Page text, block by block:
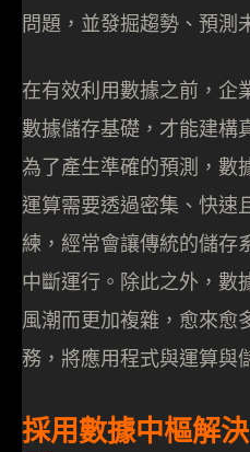
問題，並發掘趨勢、預測
在有效利用數據之前，企
數據儲存基礎，才能建構
為了產生準確的預測，數
運算需要透過密集、快速
練，經常會讓傳統的儲存
中斷運行。除此之外，數
風潮而更加複雜，愈來愈
務，將應用程式與運算與
採用數據中樞解